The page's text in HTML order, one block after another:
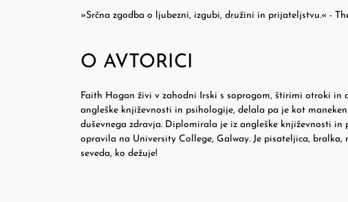
»Srčna zgodba o ljubezni, izgubi, družini in prijateljstvu.« -
O AVTORICI
Faith Hogan živi v zahodni Irski s soprogom, štirimi otroki in
angleške književnosti in psihologije, delala pa je kot
duševnega zdravja. Diplomirala je iz angleške književnosti
opravila na University College, Galway. Je pisateljica,
seveda, ko dežuje!